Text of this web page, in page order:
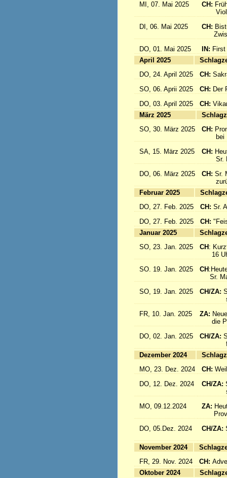
MI, 07. Mai 2025
CH:
DI, 06. Mai 2025
CH:
DO, 01. Mai 2025
IN:
April 2025
DO, 24. April 2025
CH:
SO, 06. Aprii 2025
CH: Der
DO, 03. April 2025
CH:
März 2025
SO, 30. März 2025
CH:
bei
SA, 15. März 2025
CH:
Sr.
DO, 06. März 2025
CH: Sr.
Februar 2025
DO, 27. Feb. 2025
CH: Sr.
DO, 27. Feb. 2025
CH:
Januar 2025
SO, 23. Jan. 2025
CH :
16
SO. 19. Jan. 2025
CH
Sr.
SO, 19. Jan. 2025
CH/ZA:
sind
FR, 10. Jan. 2025
ZA:
die
DO, 02. Jan. 2025
CH/ZA:
Dezember 2024
MO, 23. Dez. 2024
CH:
DO, 12. Dez. 2024
CH/ZA:
MO, 09.12.2024
ZA:
DO, 05.Dez. 2024
CH/ZA:
November 2024
FR, 29. Nov. 2024
CH:
Oktober 2024